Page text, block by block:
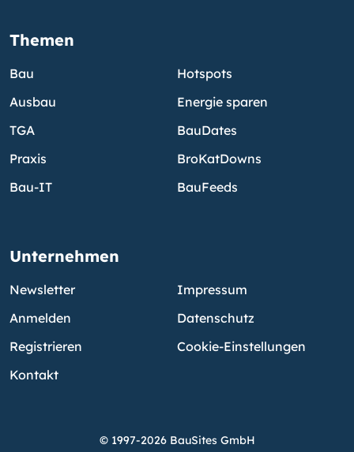
Themen
Bau
Ausbau
TGA
Praxis
Bau-IT
Hotspots
Energie sparen
BauDates
BroKatDowns
BauFeeds
Unternehmen
Newsletter
Anmelden
Registrieren
Kontakt
Impressum
Datenschutz
Cookie-Einstellungen
© 1997-2026 BauSites GmbH